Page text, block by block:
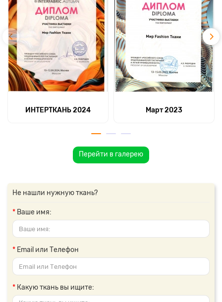
ИНТЕРТКАНЬ 2024 Март 2023
Перейти в галерею
Не нашли нужную ткань?
Ваше имя:
Email или Телефон
Какую ткань вы ищите: